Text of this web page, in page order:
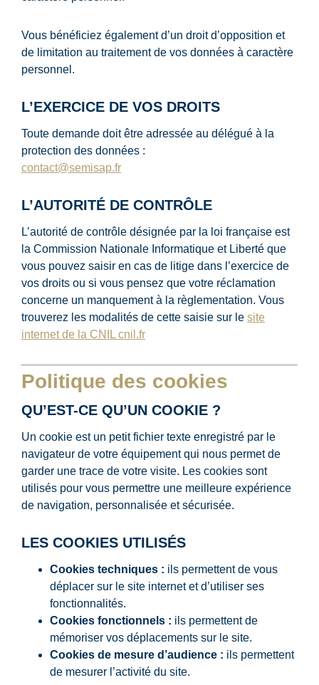
Vous bénéficiez également d’un droit d’opposition et
de limitation au traitement de vos données à caractère
personnel.
L’EXERCICE DE VOS DROITS
Toute demande doit être adressée au délégué à la
protection des données :
contact@semisap.fr
L’AUTORITÉ DE CONTRÔLE
L’autorité de contrôle désignée par la loi française est
la Commission Nationale Informatique et Liberté que
vous pouvez saisir en cas de litige dans l’exercice de
vos droits ou si vous pensez que votre réclamation
concerne un manquement à la règlementation. Vous
trouverez les modalités de cette saisie sur le site
internet de la CNIL cnil.fr
Politique des cookies
QU’EST-CE QU’UN COOKIE ?
Un cookie est un petit fichier texte enregistré par le
navigateur de votre équipement qui nous permet de
garder une trace de votre visite. Les cookies sont
utilisés pour vous permettre une meilleure expérience
de navigation, personnalisée et sécurisée.
LES COOKIES UTILISÉS
Cookies techniques : ils permettent de vous
déplacer sur le site internet et d’utiliser ses
fonctionnalités.
Cookies fonctionnels : ils permettent de
mémoriser vos déplacements sur le site.
Cookies de mesure d’audience : ils permettent
de mesurer l’activité du site.